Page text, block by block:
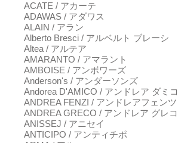
ACATE / アカーテ
ADAWAS / アダワス
ALAIN / アラン
Alberto Bresci / アルベルト ブレーシ
Altea / アルテア
AMARANTO / アマラント
AMBOISE / アンボワーズ
Anderson's / アンダーソンズ
Andorea D'AMICO / アンドレア ダミコ
ANDREA FENZI / アンドレアフェンツ
ANDREA GRECO / アンドレア グレコ
ANISSEJ / アニセイ
ANTICIPO / アンティチポ